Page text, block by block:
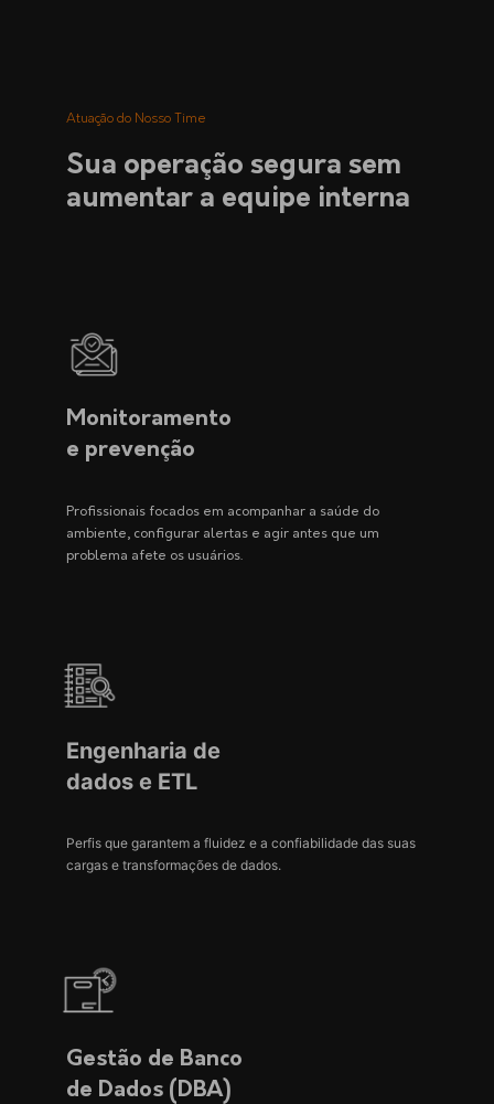
Atuação do Nosso Time
Sua operação segura sem
aumentar a equipe interna
Monitoramento
e prevenção
Profissionais focados em acompanhar a saúde do
ambiente, configurar alertas e agir antes que um
problema afete os usuários.
Engenharia de
dados e ETL
Perfis que garantem a fluidez e a confiabilidade das suas
cargas e transformações de dados.
Gestão de Banco
de Dados (DBA)